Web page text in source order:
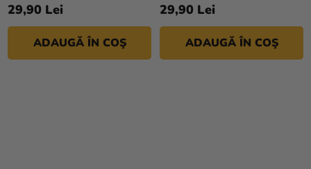
29,90 Lei
ADAUGĂ ÎN COŞ
29,90 Lei
ADAUGĂ ÎN COŞ